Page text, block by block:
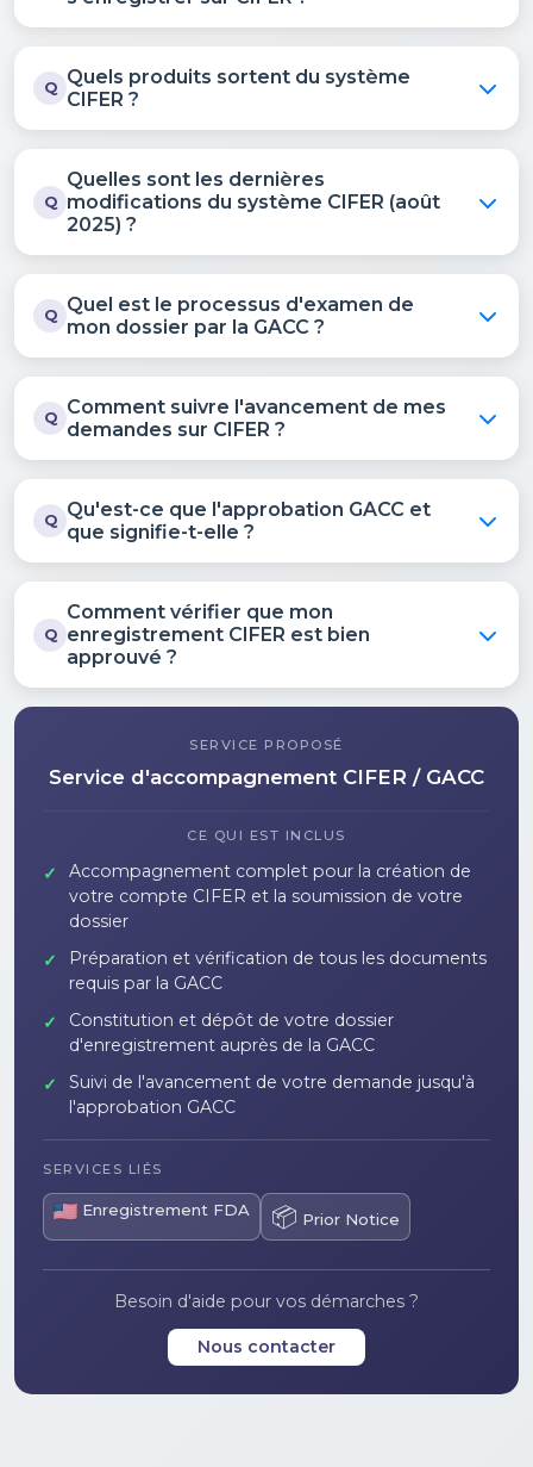
Q
Quels produits sortent du système
CIFER ?
Q
Quelles sont les dernières
modifications du système CIFER (août
2025) ?
Q
Quel est le processus d'examen de
mon dossier par la GACC ?
Q
Comment suivre l'avancement de mes
demandes sur CIFER ?
Q
Qu'est-ce que l'approbation GACC et
que signifie-t-elle ?
Q
Comment vérifier que mon
enregistrement CIFER est bien
approuvé ?
SERVICE PROPOSÉ
Service d'accompagnement CIFER / GACC
CE QUI EST INCLUS
✓
Accompagnement complet pour la création de
votre compte CIFER et la soumission de votre
dossier
✓
Préparation et vérification de tous les documents
requis par la GACC
✓
Constitution et dépôt de votre dossier
d'enregistrement auprès de la GACC
✓
Suivi de l'avancement de votre demande jusqu'à
l'approbation GACC
SERVICES LIÉS
Enregistrement FDA 📦 Prior Notice
Besoin d'aide pour vos démarches ?
Nous contacter